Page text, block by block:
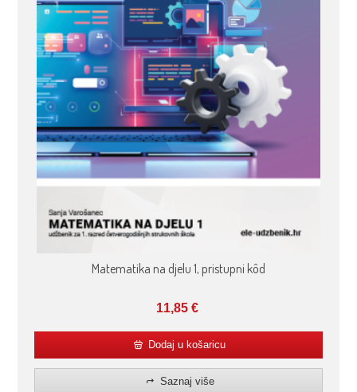
Matematika na djelu 1, pristupni kôd
11,85 €
Dodaj u košaricu
Saznaj više